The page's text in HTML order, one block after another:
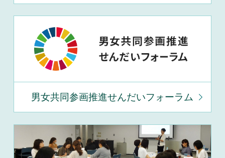
男女共同参画推進せんだいフォーラム